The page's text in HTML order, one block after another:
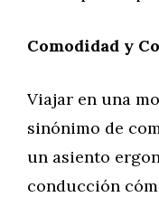
Comodidad y
Viajar en una
sinónimo de
un asiento
conducción